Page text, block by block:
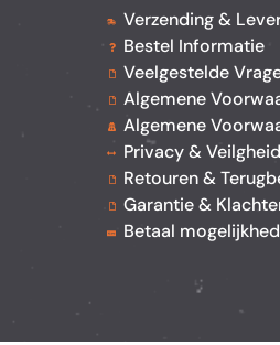
Verzending &
Bestel Informatie
Veelgestelde
Algemene
Algemene
Privacy & Veilgheid
Retouren &
Garantie &
Betaal